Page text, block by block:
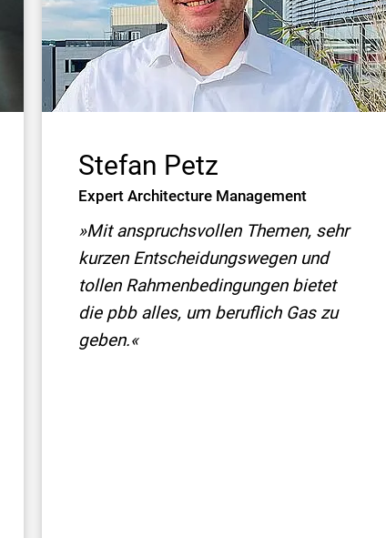
Stefan Petz
Expert Architecture Management
»Mit anspruchsvollen Themen, sehr
kurzen Entscheidungswegen und
tollen Rahmenbedingungen bietet
die pbb alles, um beruflich Gas zu
geben.«